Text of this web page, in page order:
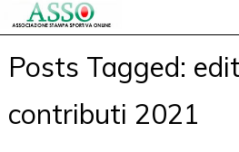
Posts Tagged:
contributi 2021